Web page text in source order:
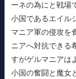
ーネの為にと戦場
小国であるエイル
マニア軍の侵攻を
ニアへ対抗できる
すがゲルマニアは
小国の奮闘と魔女